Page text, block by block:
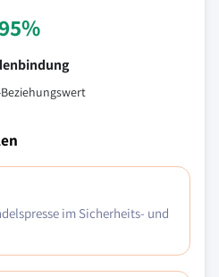
95%
im Sicherheits- und